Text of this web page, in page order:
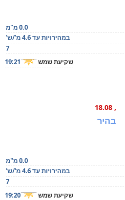
0.0 מ"מ
במהירויות עד 4.6 מ'/ש'
7
שקיעת שמש 19:21
, 18.08
בהיר
0.0 מ"מ
במהירויות עד 4.6 מ'/ש'
7
שקיעת שמש 19:20